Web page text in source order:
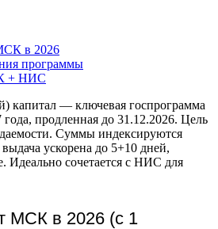
в 2026
программы
+ НИС
капитал — ключевая госпрограмма
продленная до 31.12.2026. Цель
Суммы индексируются
ускорена до 5+10 дней,
Идеально сочетается с НИС для
МСК в 2026 (с 1